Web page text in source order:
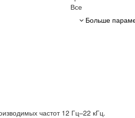
Все
Больше
частот 12 Гц–22 кГц.